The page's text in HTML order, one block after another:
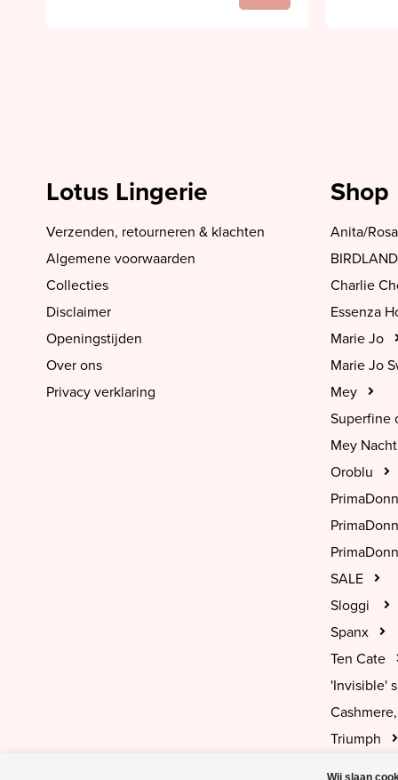
Lotus Lingerie
Verzenden, retourneren & klachten
Algemene voorwaarden
Collecties
Disclaimer
Openingstijden
Over ons
Privacy verklaring
Shop
Anita/
Charlie
Essenza
Marie Jo
Marie Jo
Mey
Superfine
Mey
Oroblu
SALE
Sloggi
Spanx
Ten Cate
'Invisible'
Triumph
Wij slaan